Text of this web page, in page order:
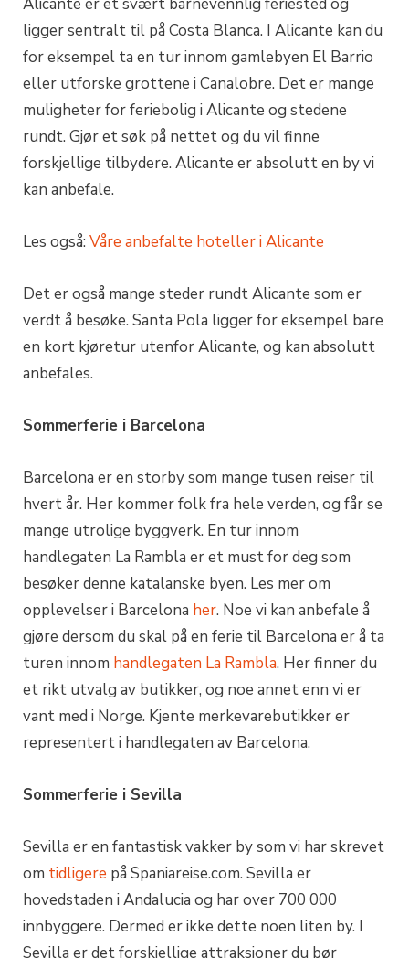
ligger sentralt til på Costa Blanca. I Alicante kan du
for eksempel ta en tur innom gamlebyen El Barrio
eller utforske grottene i Canalobre. Det er mange
muligheter for feriebolig i Alicante og stedene
rundt. Gjør et søk på nettet og du vil finne
forskjellige tilbydere. Alicante er absolutt en by vi
kan anbefale.
Les også: Våre anbefalte hoteller i Alicante
Det er også mange steder rundt Alicante som er
verdt å besøke. Santa Pola ligger for eksempel bare
en kort kjøretur utenfor Alicante, og kan absolutt
anbefales.
Sommerferie i Barcelona
Barcelona er en storby som mange tusen reiser til
hvert år. Her kommer folk fra hele verden, og får se
mange utrolige byggverk. En tur innom
handlegaten La Rambla er et must for deg som
besøker denne katalanske byen. Les mer om
opplevelser i Barcelona her. Noe vi kan anbefale å
gjøre dersom du skal på en ferie til Barcelona er å ta
turen innom handlegaten La Rambla. Her finner du
et rikt utvalg av butikker, og noe annet enn vi er
vant med i Norge. Kjente merkevarebutikker er
representert i handlegaten av Barcelona.
Sommerferie i Sevilla
Sevilla er en fantastisk vakker by som vi har skrevet
om tidligere på Spaniareise.com. Sevilla er
hovedstaden i Andalucia og har over 700 000
innbyggere. Dermed er ikke dette noen liten by. I
Sevilla er det forskjellige attraksjoner du bør